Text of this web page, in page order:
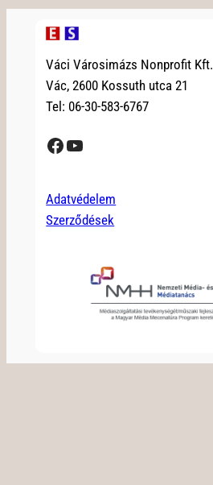
Váci Városimázs Nonprofit Kft.
Vác, 2600 Kossuth utca 21
Tel: 06-30-583-6767
Facebook YouTube
Adatvédelem
Szerződések